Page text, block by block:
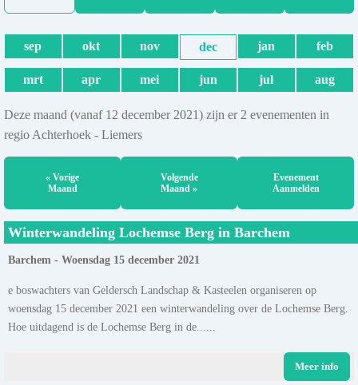
sep okt nov dec jan feb
mrt apr mei jun jul aug
Deze maand (vanaf 12 december 2021) zijn er 2 evenementen in
regio Achterhoek - Liemers
« Vorige
Maand
Volgende
Maand »
Evenement
Aanmelden
Winterwandeling Lochemse Berg in Barchem
Barchem - Woensdag 15 december 2021
e boswachters van Geldersch Landschap & Kasteelen organiseren op
woensdag 15 december 2021 een winterwandeling over de Lochemse Berg.
Hoe uitdagend is de Lochemse Berg in de......
Meer info